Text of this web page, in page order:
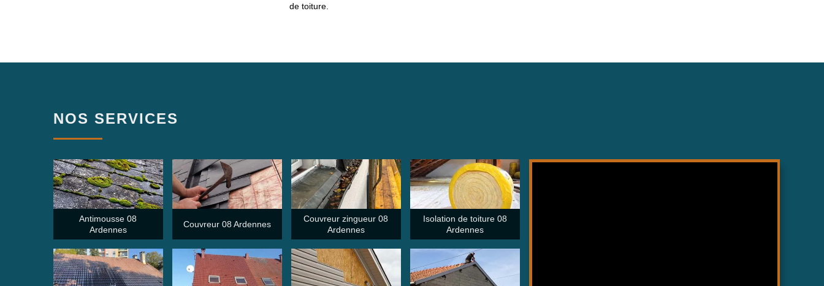
de toiture.
NOS SERVICES
Antimousse 08
Ardennes
Couvreur 08 Ardennes
Couvreur zingueur 08
Ardennes
Isolation de toiture 08
Ardennes